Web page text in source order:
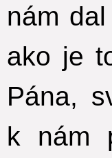
nám
ako je
Pána,
k nám